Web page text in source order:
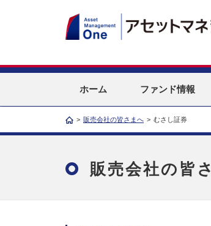
ホーム ファンド情報
> 販売会社の皆さまへ > むさし証券
販売会社の皆